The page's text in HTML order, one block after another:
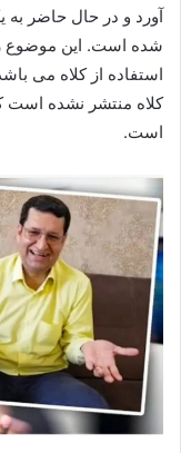
آورد و در حال حاضر به
شده است. این موضوع
استفاده از کلاه می
کلاه منتشر نشده است
است.